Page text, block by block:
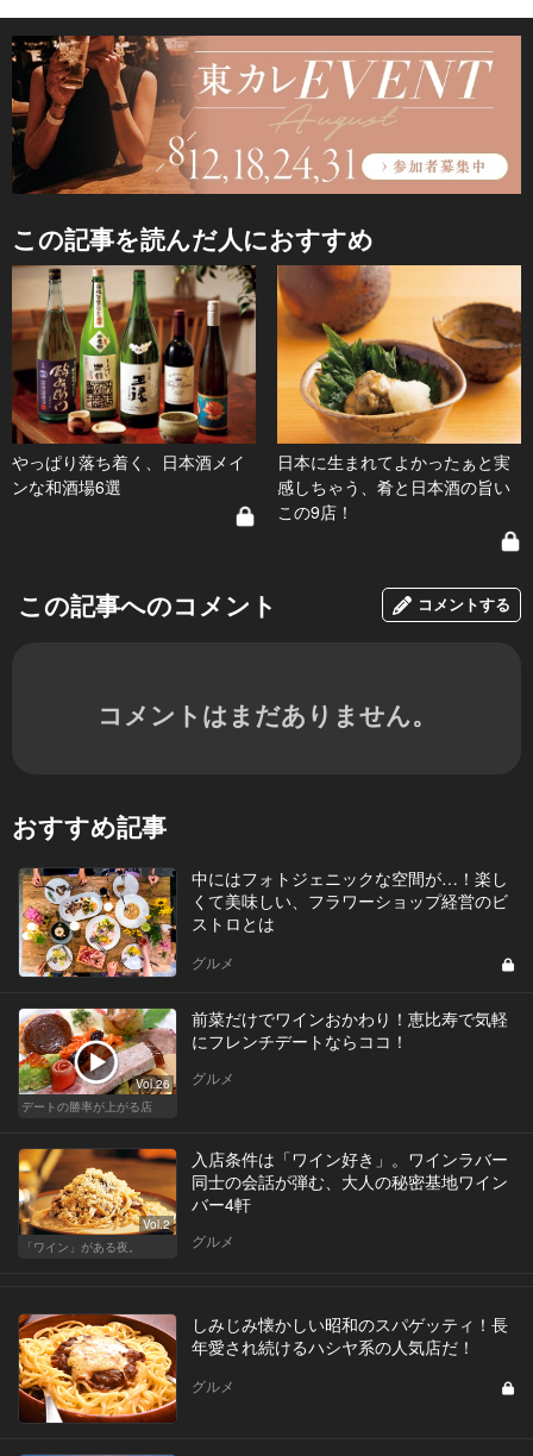
この記事を読んだ人におすすめ
やっぱり落ち着く、日本酒メイ
ンな和酒場6選
日本に生まれてよかったぁと実
感しちゃう、肴と日本酒の旨い
この9店！
この記事へのコメント コメントする
コメントはまだありません。
おすすめ記事
中にはフォトジェニックな空間が…！楽し
くて美味しい、フラワーショップ経営のビ
ストロとは
グルメ
Vol.26
デートの勝率が上がる店
前菜だけでワインおかわり！恵比寿で気軽
にフレンチデートならココ！
グルメ
Vol.2
「ワイン」がある夜。
入店条件は「ワイン好き」。ワインラバー
同士の会話が弾む、大人の秘密基地ワイン
バー4軒
グルメ
しみじみ懐かしい昭和のスパゲッティ！長
年愛され続けるハシヤ系の人気店だ！
グルメ